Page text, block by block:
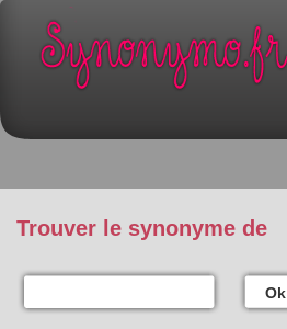
Trouver le synonyme de
Ok